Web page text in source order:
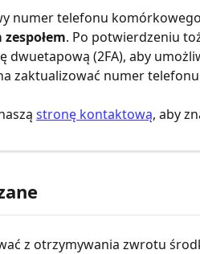
numer telefonu
. Po potwierdzeniu
dwuetapową (2FA), aby
zaktualizować numer
stronę kontaktową, aby
z otrzymywania zwrotu